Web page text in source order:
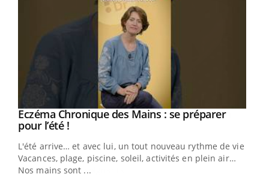
Youtube
Eczéma Chronique des Mains : se préparer
pour l’été !Youtube
L'été arrive… et avec lui, un tout nouveau rythme de vie !
Vacances, plage, piscine, soleil, activités en plein air…
Nos mains sont ...